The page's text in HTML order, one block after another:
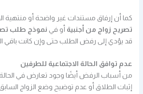
كما أن إرفاق مستندات غير واضحة أو منتهية
تصريح زواج من أجنبية أو في نموذج طلب
قد يؤدي إلى رفض الطلب حتى وإن كانت باقي
عدم توافق الحالة الاجتماعية للطرفين
من أسباب الرفض أيضًا وجود تعارض في الحالة
إثبات الطلاق أو عدم توضيح وضع الزواج